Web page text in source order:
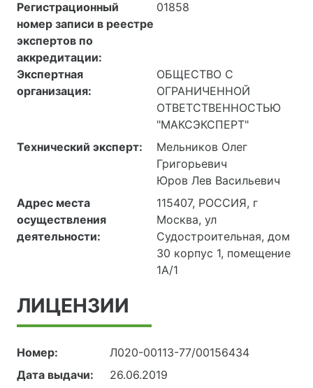
Регистрационный
номер записи в реестре
экспертов по
аккредитации:
01858
Экспертная
организация:
ОБЩЕСТВО С
ОГРАНИЧЕННОЙ
ОТВЕТСТВЕННОСТЬЮ
"МАКСЭКСПЕРТ"
Технический эксперт:
Мельников Олег
Григорьевич
Юров Лев Васильевич
Адрес места
осуществления
деятельности:
115407, РОССИЯ, г
Москва, ул
Судостроительная, дом
30 корпус 1, помещение
1А/1
ЛИЦЕНЗИИ
Номер:
Л020-00113-77/00156434
Дата выдачи:
26.06.2019